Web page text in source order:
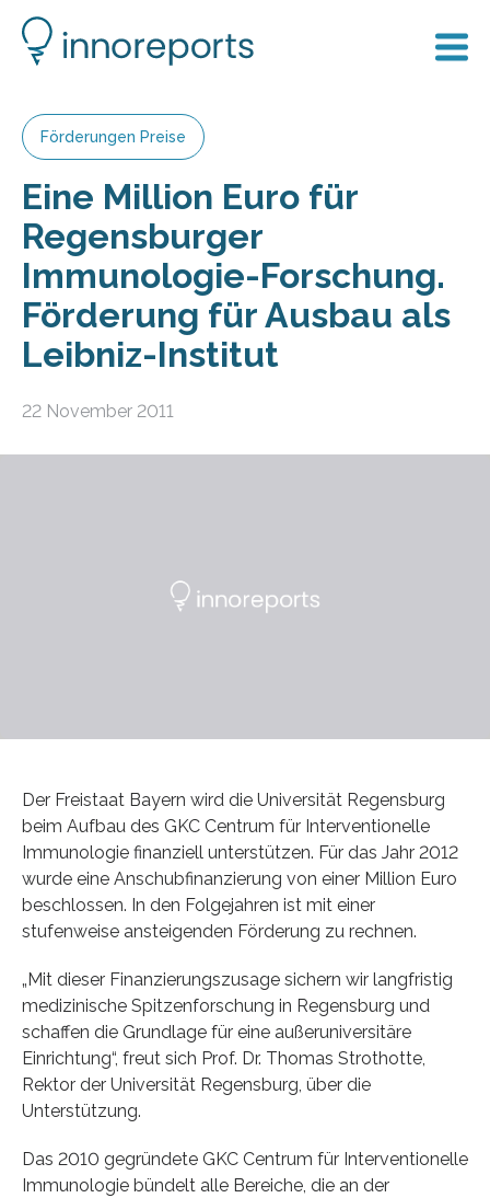
Förderungen Preise
Eine Million Euro für
Regensburger
Immunologie-Forschung.
Förderung für Ausbau als
Leibniz-Institut
22 November 2011
Der Freistaat Bayern wird die Universität Regensburg
beim Aufbau des GKC Centrum für Interventionelle
Immunologie finanziell unterstützen. Für das Jahr 2012
wurde eine Anschubfinanzierung von einer Million Euro
beschlossen. In den Folgejahren ist mit einer
stufenweise ansteigenden Förderung zu rechnen.
„Mit dieser Finanzierungszusage sichern wir langfristig
medizinische Spitzenforschung in Regensburg und
schaffen die Grundlage für eine außeruniversitäre
Einrichtung“, freut sich Prof. Dr. Thomas Strothotte,
Rektor der Universität Regensburg, über die
Unterstützung.
Das 2010 gegründete GKC Centrum für Interventionelle
Immunologie bündelt alle Bereiche, die an der